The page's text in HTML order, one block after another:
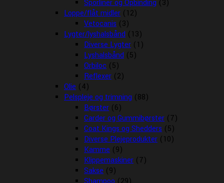
Sporliner og Opbinding (3)
Loppe/flåt midler (12)
Vetocanis (3)
Lygter/lyshalsbånd (13)
Diverse Lygter (1)
Lyshalsbånd (5)
Orbiloc (5)
Reflexer (2)
Olie (4)
Pelspleje og trimning (88)
Børster (6)
Carder og Gummibørster (7)
Coat Kings og Shedders (5)
Diverse Plejeprodukter (10)
Kamme (9)
Klippemaskiner (7)
Sakse (9)